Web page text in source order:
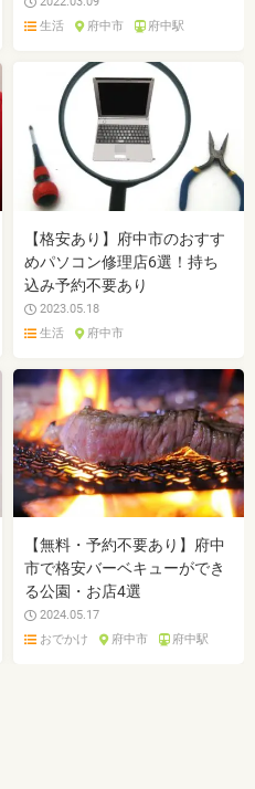
生活
府中市 府中駅
【格安あり】府中市のおすす
めパソコン修理店6選！持ち
込み予約不要あり
2023.05.18
生活
府中市
【無料・予約不要あり】府中
市で格安バーベキューができ
る公園・お店4選
2024.05.17
おでかけ
府中市 府中駅